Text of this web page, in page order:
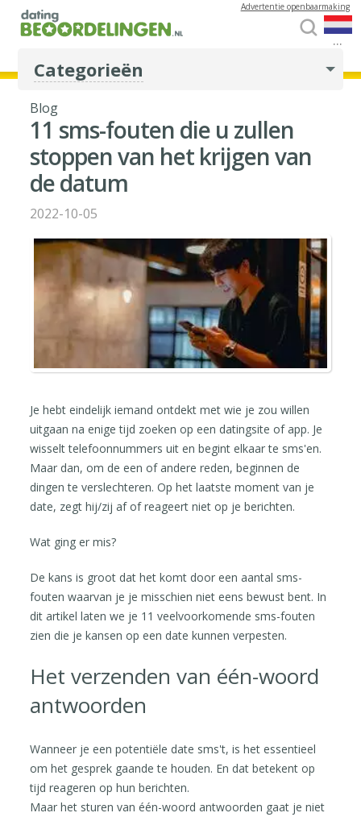
...
Advertentie openbaarmaking
Categorieën
Blog
11 sms-fouten die u zullen
stoppen van het krijgen van
de datum
2022-10-05
Je hebt eindelijk iemand ontdekt met wie je zou willen
uitgaan na enige tijd zoeken op een datingsite of app. Je
wisselt telefoonnummers uit en begint elkaar te sms'en.
Maar dan, om de een of andere reden, beginnen de
dingen te verslechteren. Op het laatste moment van je
date, zegt hij/zij af of reageert niet op je berichten.
Wat ging er mis?
De kans is groot dat het komt door een aantal sms-
fouten waarvan je je misschien niet eens bewust bent. In
dit artikel laten we je 11 veelvoorkomende sms-fouten
zien die je kansen op een date kunnen verpesten.
Het verzenden van één-woord
antwoorden
Wanneer je een potentiële date sms't, is het essentieel
om het gesprek gaande te houden. En dat betekent op
tijd reageren op hun berichten.
Maar het sturen van één-woord antwoorden gaat je niet